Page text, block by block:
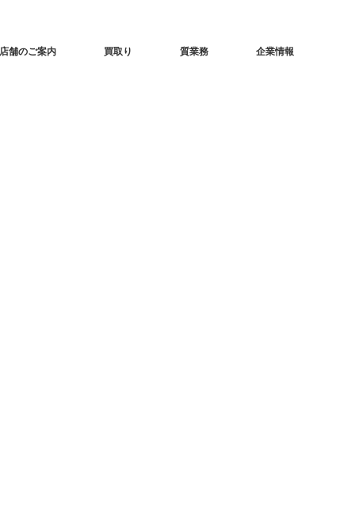
店舗のご案内 買取り 質業務 企業情報